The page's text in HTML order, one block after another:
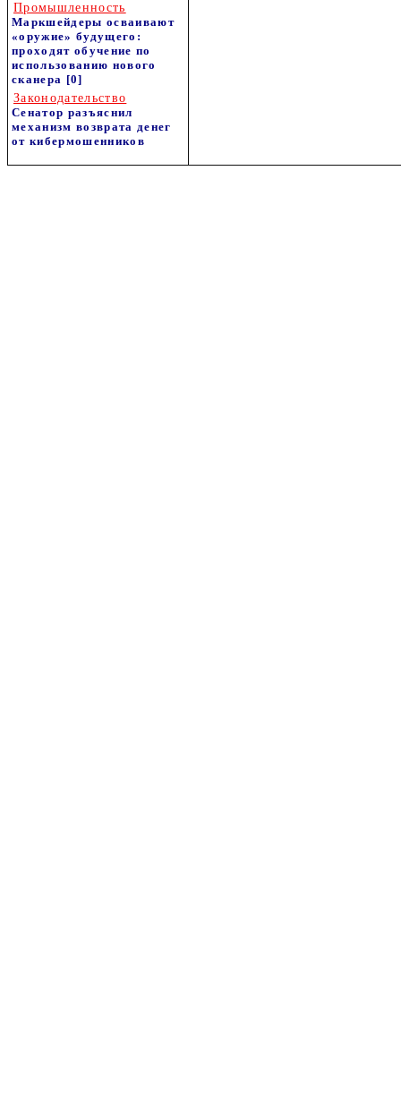
Промышленность
Маркшейдеры осваивают
«оружие» будущего:
проходят обучение по
использованию нового
сканера [0]
Законодательство
Сенатор разъяснил
механизм возврата денег
от кибермошенников